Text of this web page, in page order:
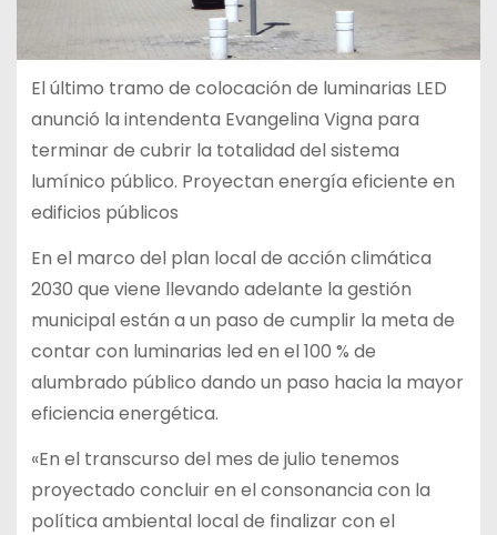
El último tramo de colocación de luminarias LED
anunció la intendenta Evangelina Vigna para
terminar de cubrir la totalidad del sistema
lumínico público. Proyectan energía eficiente en
edificios públicos
En el marco del plan local de acción climática
2030 que viene llevando adelante la gestión
municipal están a un paso de cumplir la meta de
contar con luminarias led en el 100 % de
alumbrado público dando un paso hacia la mayor
eficiencia energética.
«En el transcurso del mes de julio tenemos
proyectado concluir en el consonancia con la
política ambiental local de finalizar con el